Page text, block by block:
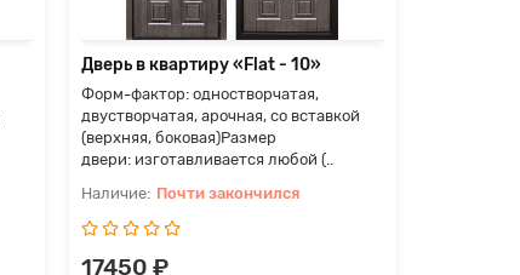
Дверь в квартиру «Flat - 10»
Форм-фактор: одностворчатая,
двустворчатая, арочная, со вставкой
(верхняя, боковая)Размер
двери: изготавливается любой (..
Почти закончился
17450 ₽